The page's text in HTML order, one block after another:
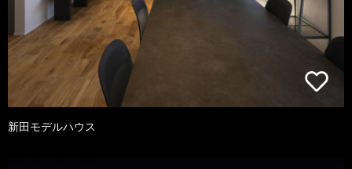
新田モデルハウス